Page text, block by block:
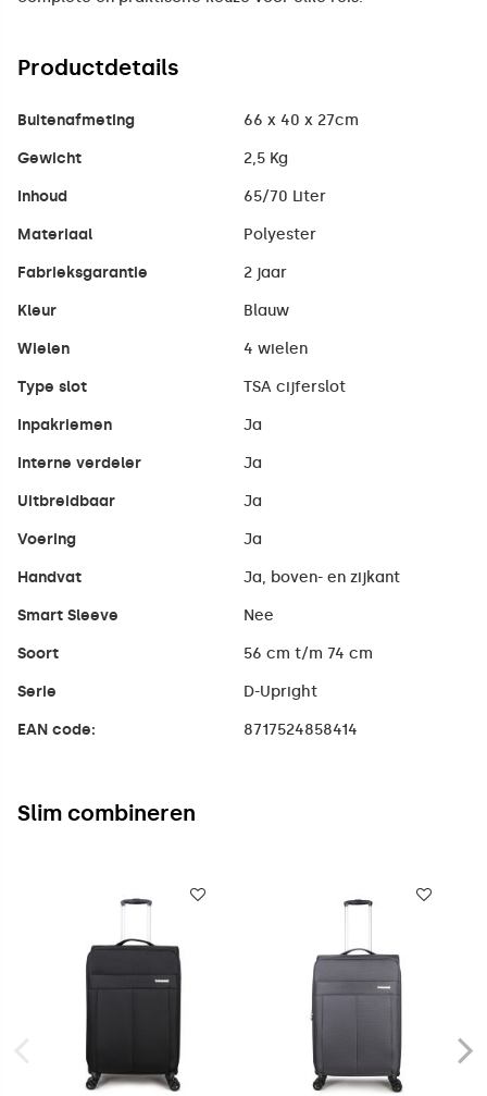
Productdetails
Buitenafmeting 66 x 40 x 27cm
Gewicht 2,5 Kg
Inhoud 65/70 Liter
Materiaal Polyester
Fabrieksgarantie 2 jaar
Kleur Blauw
Wielen 4 wielen
Type slot TSA cijferslot
Inpakriemen Ja
Interne verdeler Ja
Uitbreidbaar Ja
Voering Ja
Handvat Ja, boven- en zijkant
Smart Sleeve Nee
Soort 56 cm t/m 74 cm
Serie D-Upright
EAN code: 8717524858414
Slim combineren